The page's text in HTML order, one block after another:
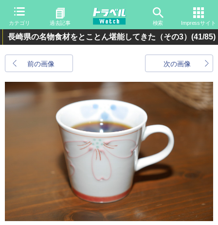
カテゴリ 過去記事 検索 Impressサイト
長崎県の名物食材をとことん堪能してきた（その3） (41/85)
前の画像 次の画像